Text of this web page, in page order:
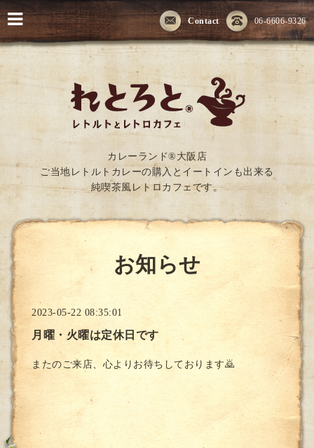
06-6606-9326
Contact
カレーランド®大阪店
ご当地レトルトカレーの購入とイートインも出来る
純喫茶風レトロカフェです。
お知らせ
2023-05-22 08:35:01
月曜・火曜は定休日です
またのご来店、心よりお待ちしております🙇